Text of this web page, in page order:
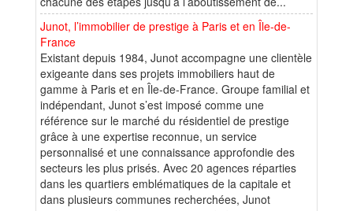
Junot, l’immobilier de prestige à Paris et en Île-de-
France
Existant depuis 1984, Junot accompagne une clientèle
exigeante dans ses projets immobiliers haut de
gamme à Paris et en Île-de-France. Groupe familial et
indépendant, Junot s’est imposé comme une
référence sur le marché du résidentiel de prestige
grâce à une expertise reconnue, un service
personnalisé et une connaissance approfondie des
secteurs les plus prisés. Avec 20 agences réparties
dans les quartiers emblématiques de la capitale et
dans plusieurs communes recherchées, Junot